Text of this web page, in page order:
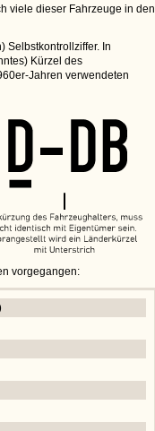
viele dieser Fahrzeuge in den
Selbstkontrollziffer. In
Kürzel des
Jahren verwendeten
vorgegangen: